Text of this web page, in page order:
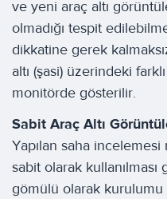
ve yeni araç altı
olmadığı tespit
dikkatine gerek
altı (şasi) üzerindeki
monitörde gösterilir.
Sabit Araç Altı
Yapılan saha
sabit olarak
gömülü olarak kurulumu